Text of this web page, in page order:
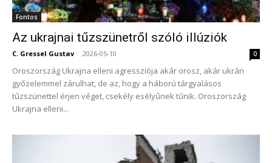
Fontos
Az ukrajnai tűzszünetről szóló illúziók
C. Gressel Gustav - 2026-05-10 0
Oroszország Ukrajna elleni agressziója akár orosz, akár ukrán
győzelemmel zárulhat, de az, hogy a háború tárgyalásos
tűzszünettel érjen véget, csekély esélyűnek tűnik. Oroszország
Ukrajna elleni...